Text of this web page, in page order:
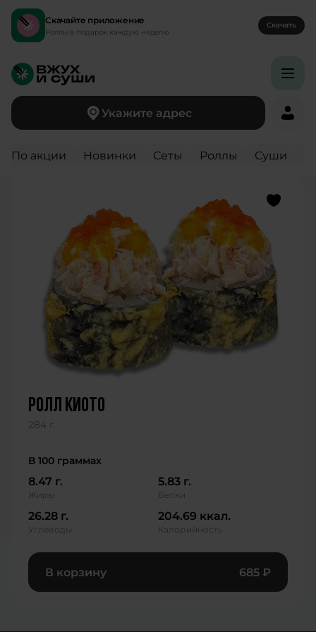
Скачайте приложение
Роллы в подарок каждую неделю
Скачать
Укажите адрес
По акции Новинки Сеты Роллы Суши
ролл киото
284 г.
В 100 граммах
8.47 г.
Жиры
5.83 г.
Белки
26.28 г.
Углеводы
204.69 ккал.
Калорийность
В корзину 685 ₽